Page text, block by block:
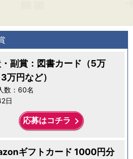
副賞：図書カード（5万
万円など）
数：60名
日
応募はコチラ keyboard_arrow_right
ギフトカード 1000円分